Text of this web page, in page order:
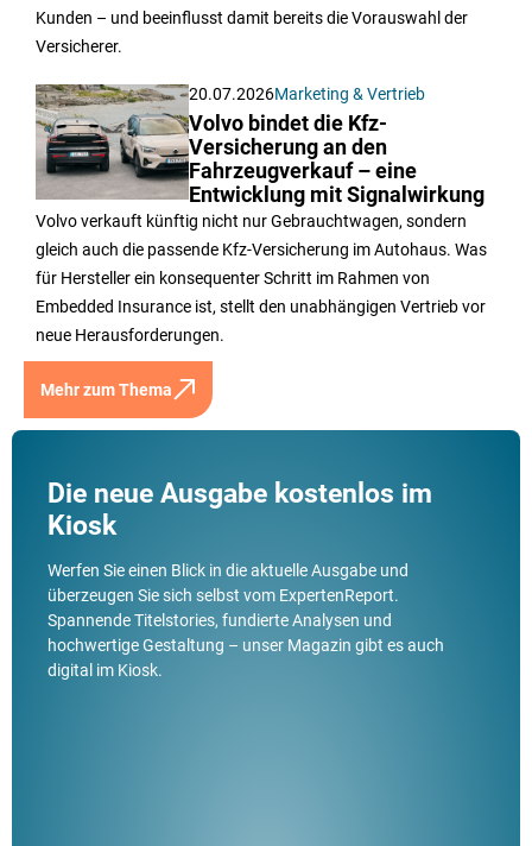
Kunden – und beeinflusst damit bereits die Vorauswahl der
Versicherer.
20.07.2026Marketing & Vertrieb
Volvo bindet die Kfz-
Versicherung an den
Fahrzeugverkauf – eine
Entwicklung mit Signalwirkung
Volvo verkauft künftig nicht nur Gebrauchtwagen, sondern
gleich auch die passende Kfz-Versicherung im Autohaus. Was
für Hersteller ein konsequenter Schritt im Rahmen von
Embedded Insurance ist, stellt den unabhängigen Vertrieb vor
neue Herausforderungen.
Mehr zum Thema
Die neue Ausgabe kostenlos im
Kiosk
Werfen Sie einen Blick in die aktuelle Ausgabe und
überzeugen Sie sich selbst vom ExpertenReport.
Spannende Titelstories, fundierte Analysen und
hochwertige Gestaltung – unser Magazin gibt es auch
digital im Kiosk.